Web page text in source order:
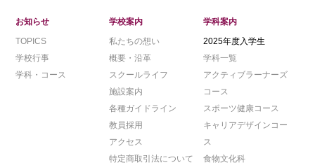
お知らせ
TOPICS
学校行事
学科・コース
学校案内
私たちの想い
概要・沿革
スクールライフ
施設案内
各種ガイドライン
教員採用
アクセス
特定商取引法について
学科案内
2025年度入学生
学科一覧
アクティブラーナーズ
コース
スポーツ健康コース
キャリアデザインコー
ス
食物文化科